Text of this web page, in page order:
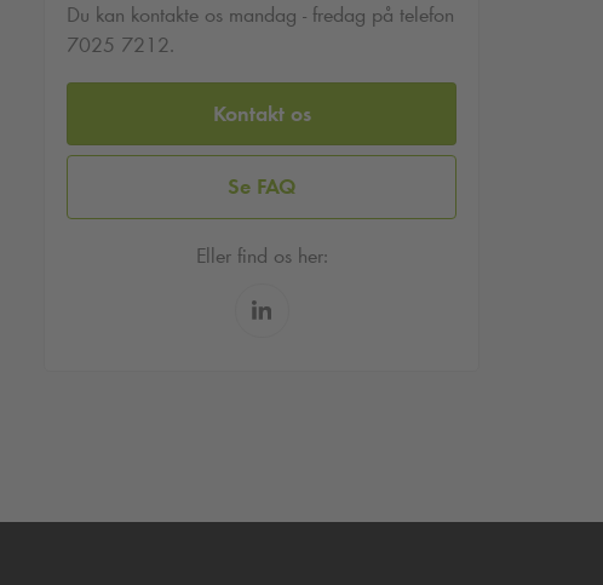
Du kan kontakte os mandag - fredag på telefon
7025 7212.
Kontakt os
Se FAQ
Eller find os her: